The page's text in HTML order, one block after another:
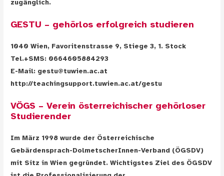
zugänglich.
GESTU – gehörlos erfolgreich studieren
1040 Wien, Favoritenstrasse 9, Stiege 3, 1. Stock
Tel.+SMS: 0664605884293
E-Mail: gestu@tuwien.ac.at
http://teachingsupport.tuwien.ac.at/gestu
VÖGS – Verein österreichischer gehörloser
Studierender
Im März 1998 wurde der Österreichische
Gebärdensprach-DolmetscherInnen-Verband (ÖGSDV)
mit Sitz in Wien gegründet. Wichtigstes Ziel des ÖGSDV